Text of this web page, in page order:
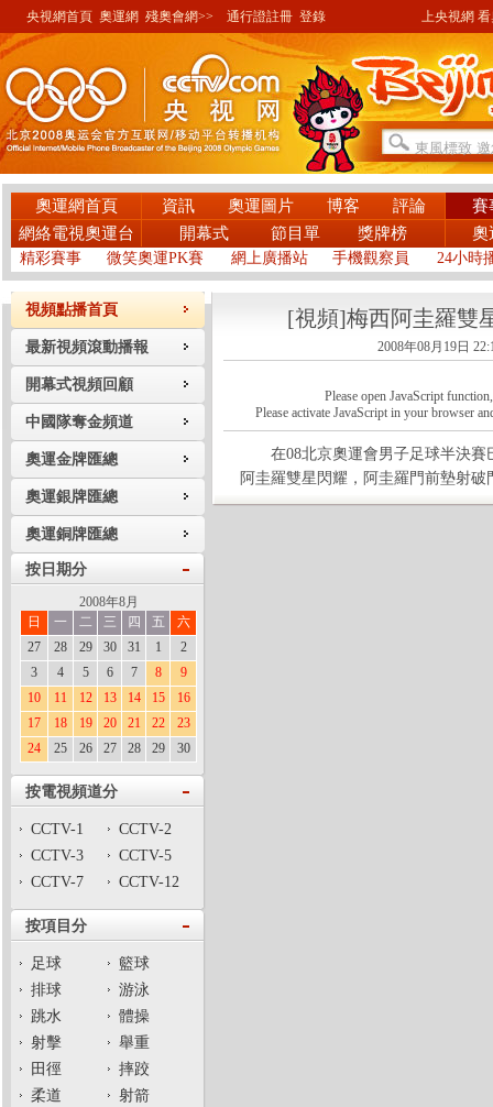
央視網首頁 奧運網 殘奧會網>> 通行證註冊 登錄 上央視網 看奧
奧運網首頁 資訊 奧運圖片 博客 評論
賽
網絡電視奧運台
開幕式 節目單 獎牌榜 奧
精彩賽事 微笑奧運PK賽 網上廣播站 手機觀察員 24小時
視頻點播首頁
最新視頻滾動播報
開幕式視頻回顧
中國隊奪金頻道
奧運金牌匯總
奧運銀牌匯總
奧運銅牌匯總
按日期分
2008年8月
日
一 二 三 四 五
六
27
28 29 30 31 1
2
3
4 5 6 7 8
9
10
11 12 13 14 15
16
17
18 19 20 21 22
23
24
25 26 27 28 29 30
按電視頻道分
CCTV-1
CCTV-2
CCTV-3
CCTV-5
CCTV-7
CCTV-12
按項目分
足球
籃球
排球
游泳
跳水
體操
射擊
舉重
田徑
摔跤
柔道
射箭
[視頻]梅西阿圭羅雙
2008年08月19日
Please open JavaScript
Please activate JavaScript in your browser
在08北京奧運會男子足球半決賽
阿圭羅雙星閃耀，阿圭羅門前墊射破